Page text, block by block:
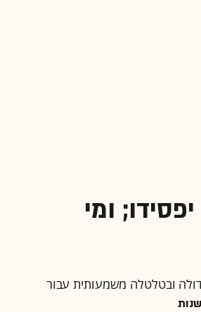
יפסידו; ומי
בדרמה גדולה ובטלטלה משמעותית עבור